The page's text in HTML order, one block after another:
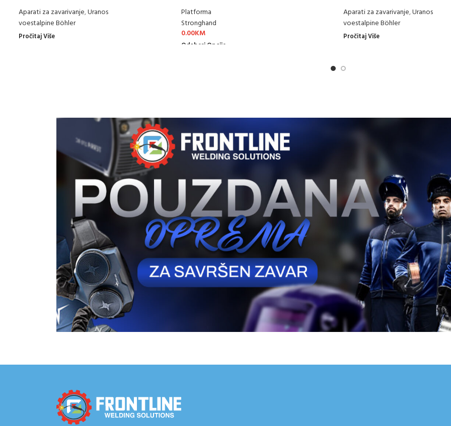
Aparati za zavarivanje,Uranos
voestalpine Böhler
Pročitaj Više
Platforma
Stronghand
0.00KM
Odaberi Opcije
Aparati za zavarivanje,Uranos
voestalpine Böhler
Pročitaj Više